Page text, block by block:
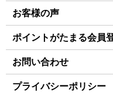
お客様の声
ポイントがたまる会員
お問い合わせ
プライバシーポリシー